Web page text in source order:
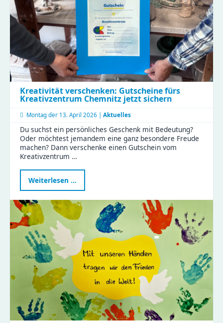
Kreativität verschenken: Gutscheine fürs
Kreativzentrum Chemnitz jetzt sichern
Montag der 13. April 2026 | Aktuelles
Du suchst ein persönliches Geschenk mit Bedeutung?
Oder möchtest jemandem eine ganz besondere Freude
machen? Dann verschenke einen Gutschein vom
Kreativzentrum …
Weiterlesen …
verschenken:
Gutscheine
fürs
Kreativzentrum
Chemnitz
jetzt
sichern